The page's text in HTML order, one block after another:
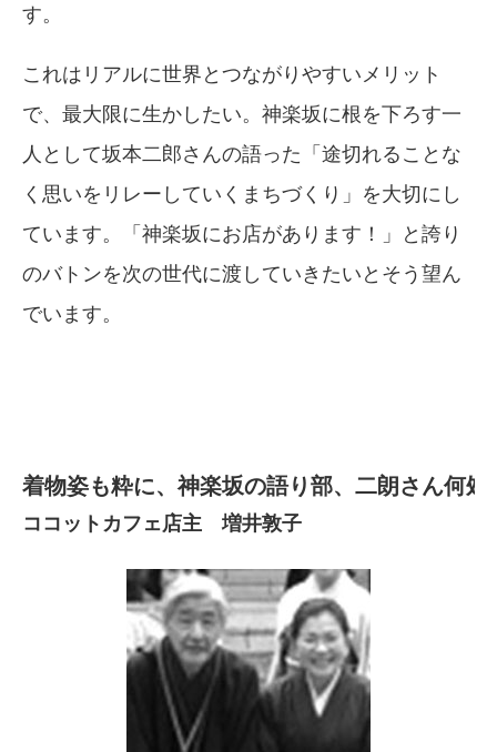
す。
これはリアルに世界とつながりやすいメリット
で、最大限に生かしたい。神楽坂に根を下ろす一
人として坂本二郎さんの語った「途切れることな
く思いをリレーしていくまちづくり」を大切にし
ています。「神楽坂にお店があります！」と誇り
のバトンを次の世代に渡していきたいとそう望ん
でいます。
着物姿も粋に、神楽坂の語り部、二朗さん何処
ココットカフェ店主 増井敦子